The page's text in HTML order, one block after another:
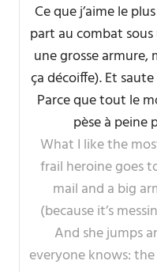
Ce que j’aime le
part au combat
une grosse armure,
ça décoiffe). Et
Parce que tout le
pèse à peine
What I like the
frail heroine goes
mail and a big
(because it’s
And she jumps
everyone knows: